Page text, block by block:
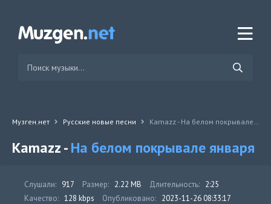
Музген.нет Русские новые песни Kamazz - На белом покрывале января
Kamazz -На белом покрывале января
Слушали: 917 Размер: 2.22 MB Длительность: 2:25
Качество: 128 kbps Опубликовано: 2023-11-26 08:33:17